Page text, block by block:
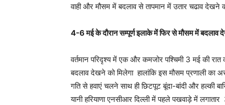
वाही और मौसम में बदलाव से तापमान में उतार चढाव देखने
4-6 मई के दौरान सम्पूर्ण इलाके में फिर से मौसम में बदलाव
वर्तमान परिदृश्य में एक और कमजोर पश्चिमी 3 मई की
बदलाव देखने को मिलेगा हालांकि इस मौसम प्रणाली का
गति से हवाएं चलने साथ ही छिटपूट बूंदा-बांदी और हल्की
यानी हरियाणा एनसीआर दिल्ली में पहले पखवाड़े में